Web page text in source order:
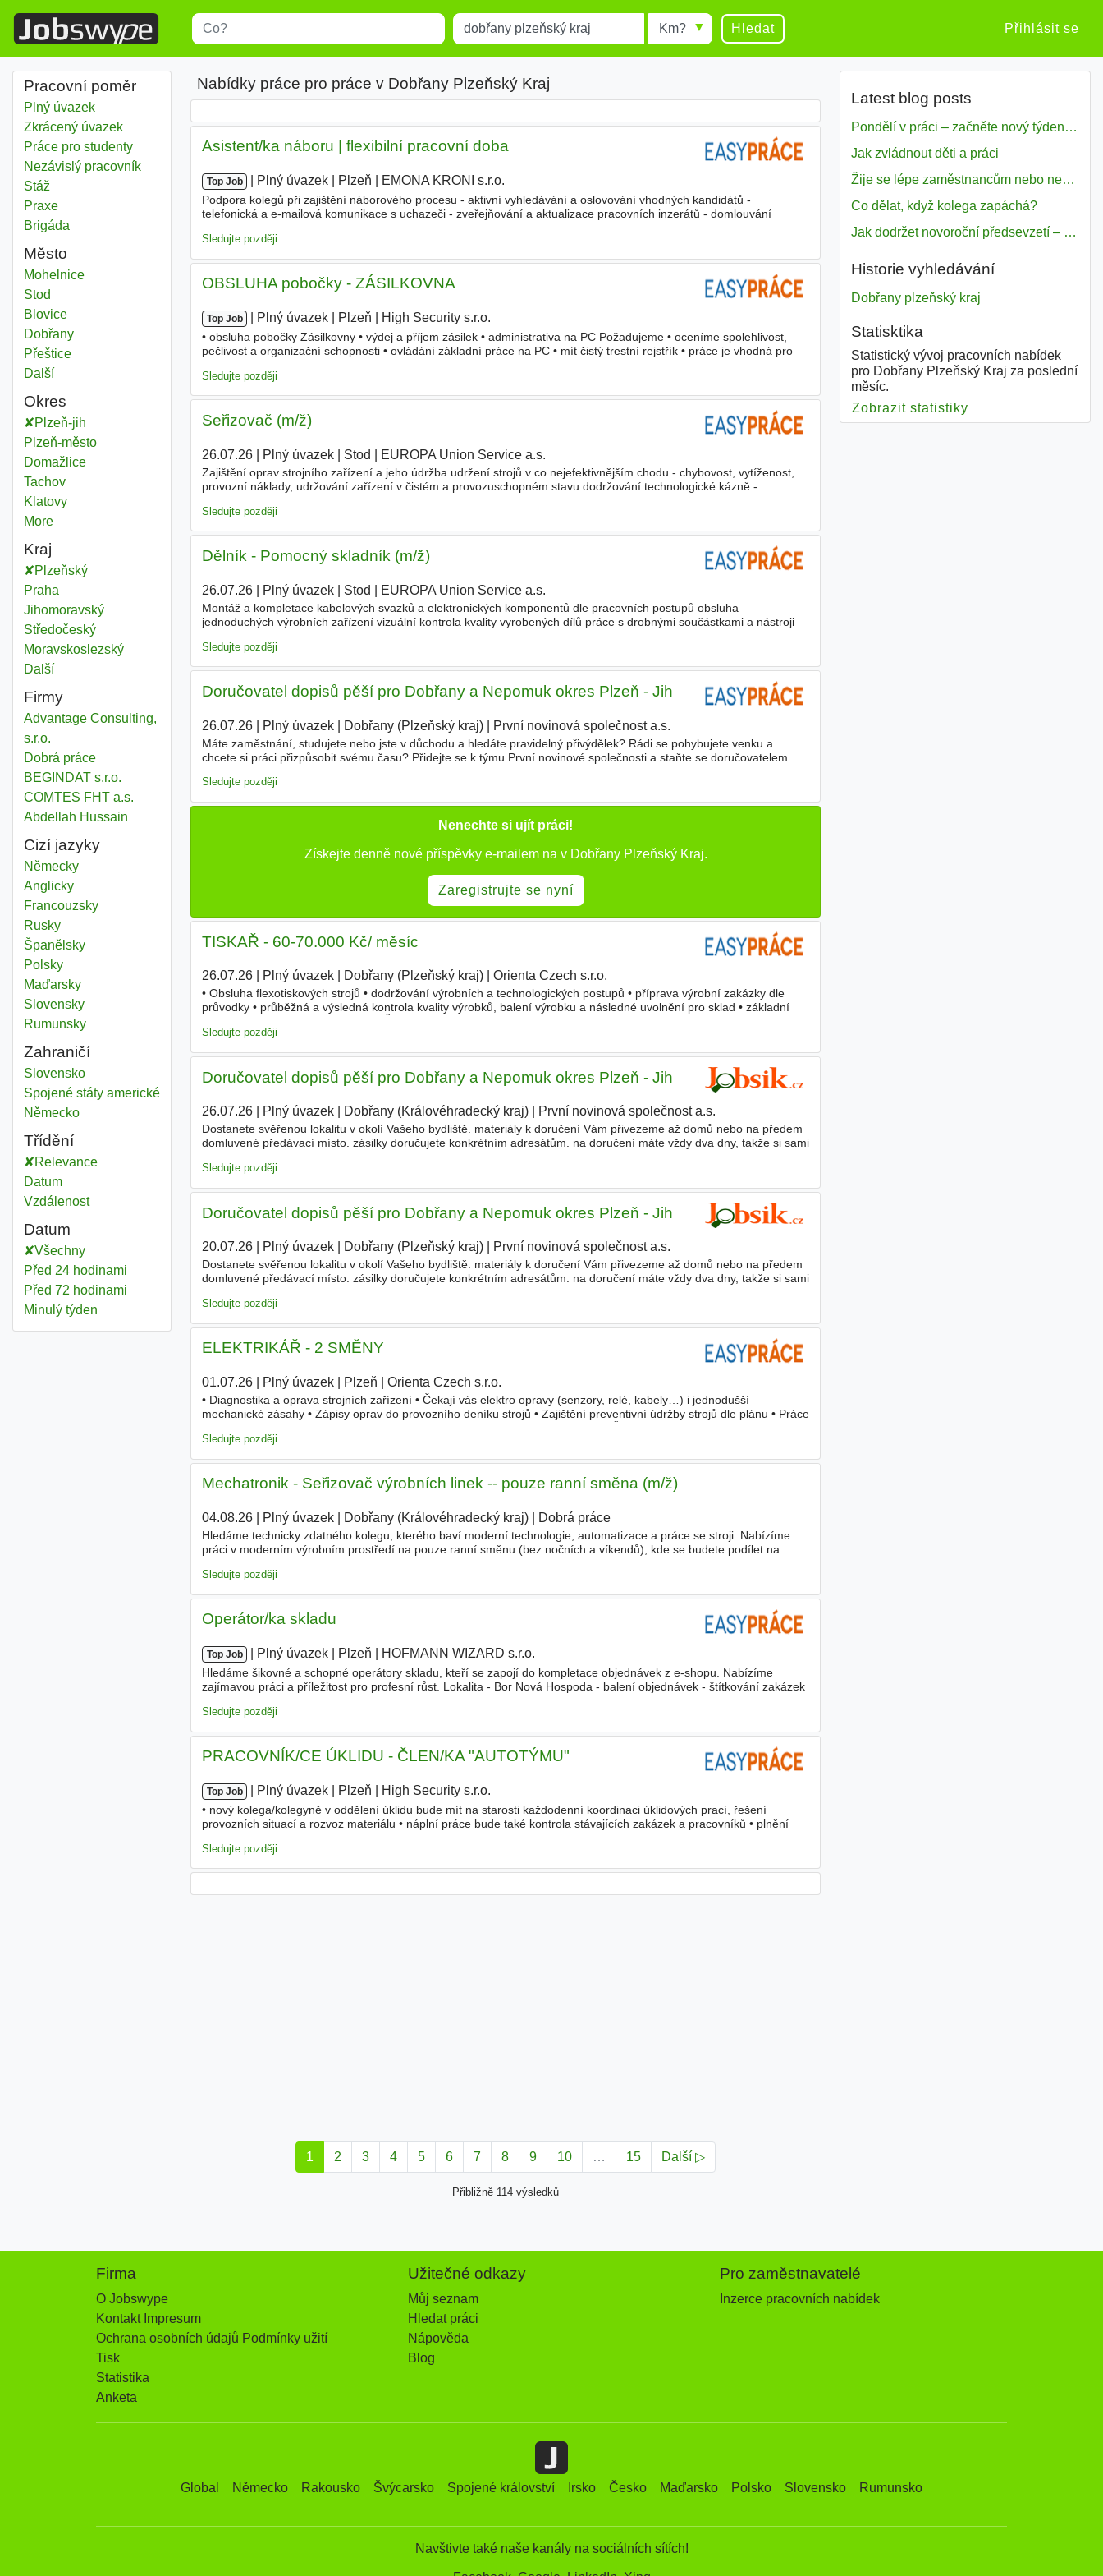
Title Místo Radius Hledat Přihlásit se
Pracovní poměr
Plný úvazek
Zkrácený úvazek
Práce pro studenty
Nezávislý pracovník
Stáž
Praxe
Brigáda
Město
Mohelnice
Stod
Blovice
Dobřany
Přeštice
Dalšíměsta
Okres
Plzeň-jih
Plzeň-městoOkres
DomažliceOkres
TachovOkres
KlatovyOkres
Moredistricts
Kraj
PlzeňskýKraj
Praha
JihomoravskýKraj
StředočeskýKraj
MoravskoslezskýKraj
Dalšíkraj
Firmy
Advantage Consulting,
s.r.o.
Dobrá práce
BEGINDAT s.r.o.
COMTES FHT a.s.
Abdellah Hussain
Cizí jazyky
Německy
Anglicky
Francouzsky
Rusky
Španělsky
Polsky
Maďarsky
Slovensky
Rumunsky
Zahraničí
Slovensko
Spojené státy americké
Německo
Třídění
Relevance
Datum
Vzdálenost
Datum
Všechny
Před 24 hodinami
Před 72 hodinami
Minulý týden
Nabídky práce pro práce v Dobřany Plzeňský Kraj
Asistent/ka náboru | flexibilní pracovní doba
Top Job Plný úvazek Plzeň EMONA KRONI s.r.o.
Podpora kolegů při zajištění náborového procesu - aktivní vyhledávání a oslovování vhodných kandidátů -
telefonická a e-mailová komunikace s uchazeči - zveřejňování a aktualizace pracovních inzerátů - domlouvání
Sledujte později
OBSLUHA pobočky - ZÁSILKOVNA
Top Job Plný úvazek Plzeň High Security s.r.o.
• obsluha pobočky Zásilkovny • výdej a příjem zásilek • administrativa na PC Požadujeme • oceníme spolehlivost,
pečlivost a organizační schopnosti • ovládání základní práce na PC • mít čistý trestní rejstřík • práce je vhodná pro
Sledujte později
Seřizovač (m/ž)
26.07.26| Plný úvazek| Stod EUROPA Union Service a.s.
Zajištění oprav strojního zařízení a jeho údržba udržení strojů v co nejefektivnějším chodu - chybovost, vytíženost,
provozní náklady, udržování zařízení v čistém a provozuschopném stavu dodržování technologické kázně -
Sledujte později
Dělník - Pomocný skladník (m/ž)
26.07.26| Plný úvazek| Stod EUROPA Union Service a.s.
Montáž a kompletace kabelových svazků a elektronických komponentů dle pracovních postupů obsluha
jednoduchých výrobních zařízení vizuální kontrola kvality vyrobených dílů práce s drobnými součástkami a nástroji
Sledujte později
Doručovatel dopisů pěší pro Dobřany a Nepomuk okres Plzeň - Jih
26.07.26| Plný úvazek| Dobřany (Plzeňský kraj)| První novinová společnost a.s.
Máte zaměstnání, studujete nebo jste v důchodu a hledáte pravidelný přivýdělek? Rádi se pohybujete venku a
chcete si práci přizpůsobit svému času? Přidejte se k týmu První novinové společnosti a staňte se doručovatelem
Sledujte později
Nenechte si ujít práci!
Získejte denně nové příspěvky e-mailem na v Dobřany Plzeňský Kraj.
Zaregistrujte se nyní
TISKAŘ - 60-70.000 Kč/ měsíc
26.07.26| Plný úvazek| Dobřany (Plzeňský kraj)| Orienta Czech s.r.o.
• Obsluha flexotiskových strojů • dodržování výrobních a technologických postupů • příprava výrobní zakázky dle
průvodky • průběžná a výsledná kontrola kvality výrobků, balení výrobku a následné uvolnění pro sklad • základní
Sledujte později
Doručovatel dopisů pěší pro Dobřany a Nepomuk okres Plzeň - Jih
26.07.26| Plný úvazek| Dobřany (Královéhradecký kraj)| První novinová společnost a.s.
Dostanete svěřenou lokalitu v okolí Vašeho bydliště. materiály k doručení Vám přivezeme až domů nebo na předem
domluvené předávací místo. zásilky doručujete konkrétním adresátům. na doručení máte vždy dva dny, takže si sami
Sledujte později
Doručovatel dopisů pěší pro Dobřany a Nepomuk okres Plzeň - Jih
20.07.26| Plný úvazek| Dobřany (Plzeňský kraj)| První novinová společnost a.s.
Dostanete svěřenou lokalitu v okolí Vašeho bydliště. materiály k doručení Vám přivezeme až domů nebo na předem
domluvené předávací místo. zásilky doručujete konkrétním adresátům. na doručení máte vždy dva dny, takže si sami
Sledujte později
ELEKTRIKÁŘ - 2 SMĚNY
01.07.26| Plný úvazek| Plzeň Orienta Czech s.r.o.
• Diagnostika a oprava strojních zařízení • Čekají vás elektro opravy (senzory, relé, kabely…) i jednodušší
mechanické zásahy • Zápisy oprav do provozního deníku strojů • Zajištění preventivní údržby strojů dle plánu • Práce
Sledujte později
Mechatronik - Seřizovač výrobních linek -- pouze ranní směna (m/ž)
04.08.26| Plný úvazek| Dobřany (Královéhradecký kraj)| Dobrá práce
Hledáme technicky zdatného kolegu, kterého baví moderní technologie, automatizace a práce se stroji. Nabízíme
práci v moderním výrobním prostředí na pouze ranní směnu (bez nočních a víkendů), kde se budete podílet na
Sledujte později
Operátor/ka skladu
Top Job Plný úvazek Plzeň HOFMANN WIZARD s.r.o.
Hledáme šikovné a schopné operátory skladu, kteří se zapojí do kompletace objednávek z e-shopu. Nabízíme
zajímavou práci a příležitost pro profesní růst. Lokalita - Bor Nová Hospoda - balení objednávek - štítkování zakázek
Sledujte později
PRACOVNÍK/CE ÚKLIDU - ČLEN/KA "AUTOTÝMU"
Top Job Plný úvazek Plzeň High Security s.r.o.
• nový kolega/kolegyně v oddělení úklidu bude mít na starosti každodenní koordinaci úklidových prací, řešení
provozních situací a rozvoz materiálu • náplní práce bude také kontrola stávajících zakázek a pracovníků • plnění
Sledujte později
1 2 3 4 5 6 7 8 9 10 … 15 Další ▷
Přibližně 114 výsledků
Latest blog posts
Pondělí v práci – začněte nový týden s motivací
Jak zvládnout děti a práci
Žije se lépe zaměstnancům nebo nezavislým pracovníkům
Co dělat, když kolega zapáchá?
Jak dodržet novoroční předsevzetí – naše tipy pro dobrý začátek roku 2018
Historie vyhledávání
Dobřany plzeňský kraj
Statisktika
Statistický vývoj pracovních nabídek
pro Dobřany Plzeňský Kraj za poslední
měsíc.
Zobrazit statistiky
Firma
O Jobswype
Kontakt Impresum
Ochrana osobních údajů Podmínky užití
Tisk
Statistika
Anketa
Užitečné odkazy
Můj seznam
Hledat práci
Nápověda
Blog
Pro zaměstnavatelé
Inzerce pracovních nabídek
Global Německo Rakousko Švýcarsko Spojené království Irsko Česko Maďarsko Polsko Slovensko Rumunsko
Navštivte také naše kanály na sociálních sítích!